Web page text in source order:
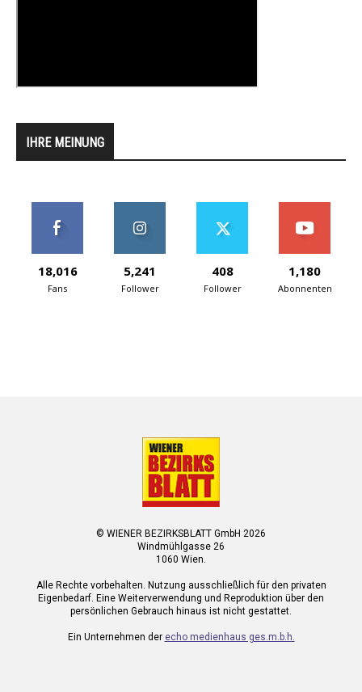
IHRE MEINUNG
18,016
Fans
5,241
Follower
408
Follower
1,180
Abonnenten
© WIENER BEZIRKSBLATT GmbH 2026
Windmühlgasse 26
1060 Wien.
Alle Rechte vorbehalten. Nutzung ausschließlich für den privaten
Eigenbedarf. Eine Weiterverwendung und Reproduktion über den
persönlichen Gebrauch hinaus ist nicht gestattet.
Ein Unternehmen der echo medienhaus ges.m.b.h.